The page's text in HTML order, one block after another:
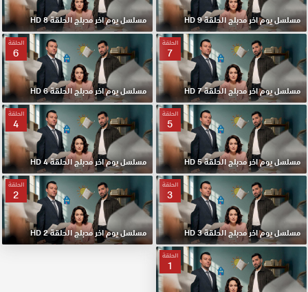
مسلسل يوم اخر مدبلج الحلقة 9 HD مسلسل يوم اخر مدبلج الحلقة 8 HD
الحلقة
7
مسلسل يوم اخر مدبلج الحلقة 7 HD
الحلقة
6
مسلسل يوم اخر مدبلج الحلقة 6 HD
الحلقة
5
مسلسل يوم اخر مدبلج الحلقة 5 HD
الحلقة
4
مسلسل يوم اخر مدبلج الحلقة 4 HD
الحلقة
3
مسلسل يوم اخر مدبلج الحلقة 3 HD
الحلقة
2
مسلسل يوم اخر مدبلج الحلقة 2 HD
الحلقة
1